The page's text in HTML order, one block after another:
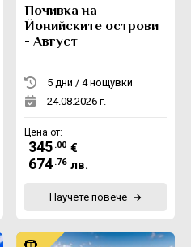
Почивка на
Йонийските острови
- Август
5 дни / 4 нощувки
24.08.2026 г.
Цена от:
345 .00 €
674 .76 лв.
Научете повече